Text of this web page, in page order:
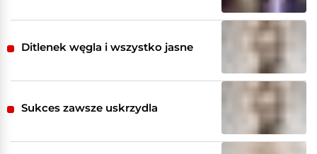
Ditlenek węgla i wszystko jasne
Sukces zawsze uskrzydla